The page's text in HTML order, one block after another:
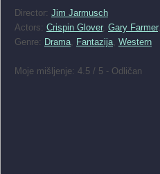
Director: Jim Jarmusch
Actors: Crispin Glover, Gary Farmer,
Genre: Drama, Fantazija, Western
Moje mišljenje: 4.5 / 5 - Odličan